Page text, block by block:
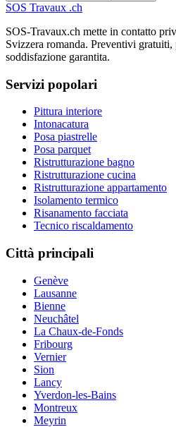
SOS Travaux .ch
SOS-Travaux.ch mette in contatto
Svizzera romanda. Preventivi
soddisfazione garantita.
Servizi popolari
Pittura interiore
Intonacatura
Posa piastrelle
Posa parquet
Ristrutturazione bagno
Ristrutturazione cucina
Ristrutturazione appartamento
Isolamento termico
Risanamento facciata
Tecnico riscaldamento
Città principali
Genève
Lausanne
Bienne
Neuchâtel
La Chaux-de-Fonds
Fribourg
Vernier
Sion
Lancy
Yverdon-les-Bains
Montreux
Meyrin